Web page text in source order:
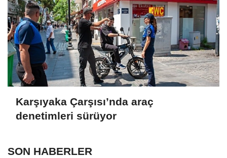
Karşıyaka Çarşısı’nda araç
denetimleri sürüyor
SON HABERLER